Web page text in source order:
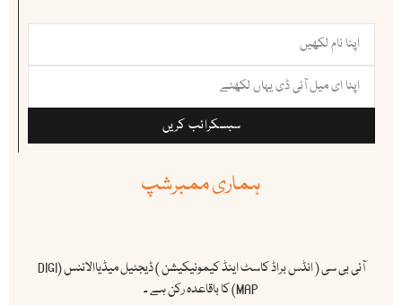
سبسکرائب کریں
ہماری ممبرشپ
آئی بی سی ( انڈس براڈ کاسٹ اینڈ کیمونیکیشن ) ڈیجٹیل میڈیاالائنس (DIGI
MAP) کا باقاعدہ رکن ہے ۔